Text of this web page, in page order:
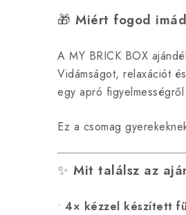
🎁 Miért fogod
A MY BRICK BOX
Vidámságot, relaxációt
egy apró
Ez a csomag
✨ Mit találsz az
• 4× kézzel készített